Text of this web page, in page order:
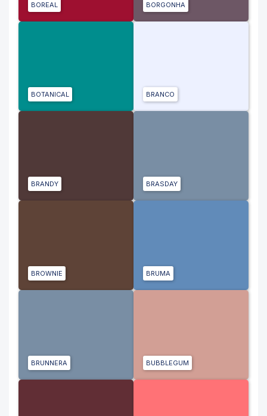
BOREAL BORGONHA
BOTANICAL BRANCO
BRANDY BRASDAY
BROWNIE BRUMA
BRUNNERA BUBBLEGUM